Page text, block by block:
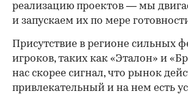
реализацию проектов — мы
и запускаем их по мере
Присутствие в регионе сильных
игроков, таких как «Эталон» и
нас скорее сигнал, что рынок
привлекательный и на нем есть